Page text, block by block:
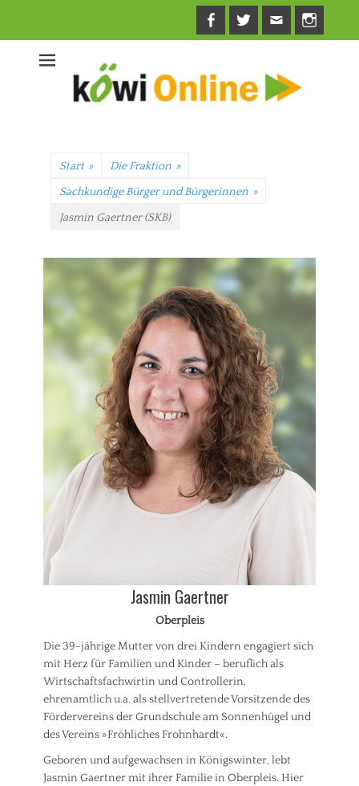
Facebook
Twitter
Mail
Start » Die Fraktion »
Sachkundige Bürger und Bürgerinnen »
Jasmin Gaertner (SKB)
Jasmin Gaertner
Oberpleis
Die 39-jährige Mutter von drei Kindern engagiert sich
mit Herz für Familien und Kinder – beruflich als
Wirtschaftsfachwirtin und Controllerin,
ehrenamtlich u.a. als stellvertretende Vorsitzende des
Fördervereins der Grundschule am Sonnenhügel und
des Vereins »Fröhliches Frohnhardt«.
Geboren und aufgewachsen in Königswinter, lebt
Jasmin Gaertner mit ihrer Familie in Oberpleis. Hier